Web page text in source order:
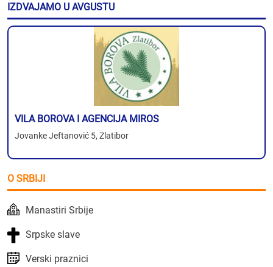
IZDVAJAMO U AVGUSTU
VILA BOROVA I AGENCIJA MIROS
Jovanke Jeftanović 5, Zlatibor
O SRBIJI
Manastiri Srbije
Srpske slave
Verski praznici